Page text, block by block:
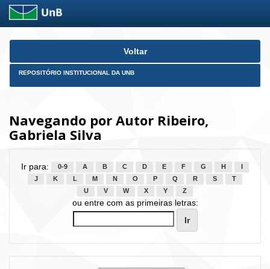
Skip
Voltar
REPOSITÓRIO INSTITUCIONAL DA UNB
Navegando por Autor Ribeiro,
Gabriela Silva
Ir para: 0-9 A B C D E F G H
J
K L M N O P Q R S
T
U
V W X Y Z
ou entre com as primeiras letras: